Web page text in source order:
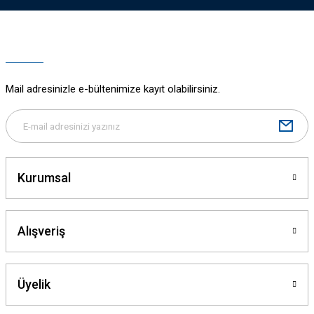
Mail adresinizle e-bültenimize kayıt olabilirsiniz.
Kurumsal
Alışveriş
Üyelik